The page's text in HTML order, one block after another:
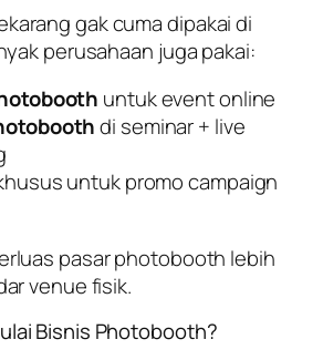
gak cuma dipakai di
perusahaan juga pakai:
untuk event online
di seminar + live
untuk promo campaign
pasar photobooth lebih
venue fisik.
Bisnis Photobooth?